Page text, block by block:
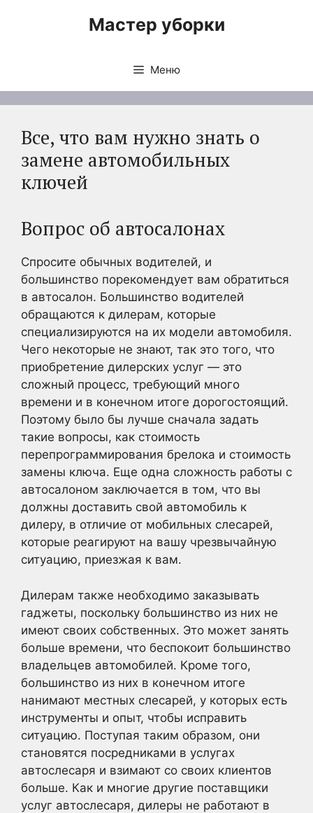
Мастер уборки
Меню
Все, что вам нужно знать о
замене автомобильных
ключей
Вопрос об автосалонах
Спросите обычных водителей, и
большинство порекомендует вам обратиться
в автосалон. Большинство водителей
обращаются к дилерам, которые
специализируются на их модели автомобиля.
Чего некоторые не знают, так это того, что
приобретение дилерских услуг — это
сложный процесс, требующий много
времени и в конечном итоге дорогостоящий.
Поэтому было бы лучше сначала задать
такие вопросы, как стоимость
перепрограммирования брелока и стоимость
замены ключа. Еще одна сложность работы с
автосалоном заключается в том, что вы
должны доставить свой автомобиль к
дилеру, в отличие от мобильных слесарей,
которые реагируют на вашу чрезвычайную
ситуацию, приезжая к вам.
Дилерам также необходимо заказывать
гаджеты, поскольку большинство из них не
имеют своих собственных. Это может занять
больше времени, что беспокоит большинство
владельцев автомобилей. Кроме того,
большинство из них в конечном итоге
нанимают местных слесарей, у которых есть
инструменты и опыт, чтобы исправить
ситуацию. Поступая таким образом, они
становятся посредниками в услугах
автослесаря и взимают со своих клиентов
больше. Как и многие другие поставщики
услуг автослесаря, дилеры не работают в